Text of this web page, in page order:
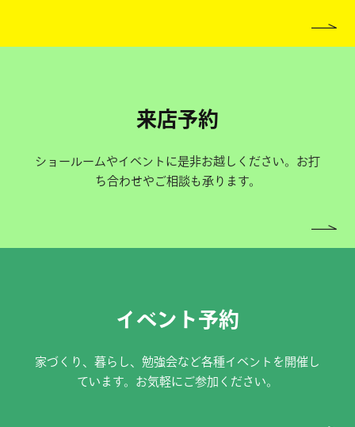
来店予約
ショールームやイベントに是非お越しください。お打
ち合わせやご相談も承ります。
イベント予約
家づくり、暮らし、勉強会など各種イベントを開催し
ています。お気軽にご参加ください。